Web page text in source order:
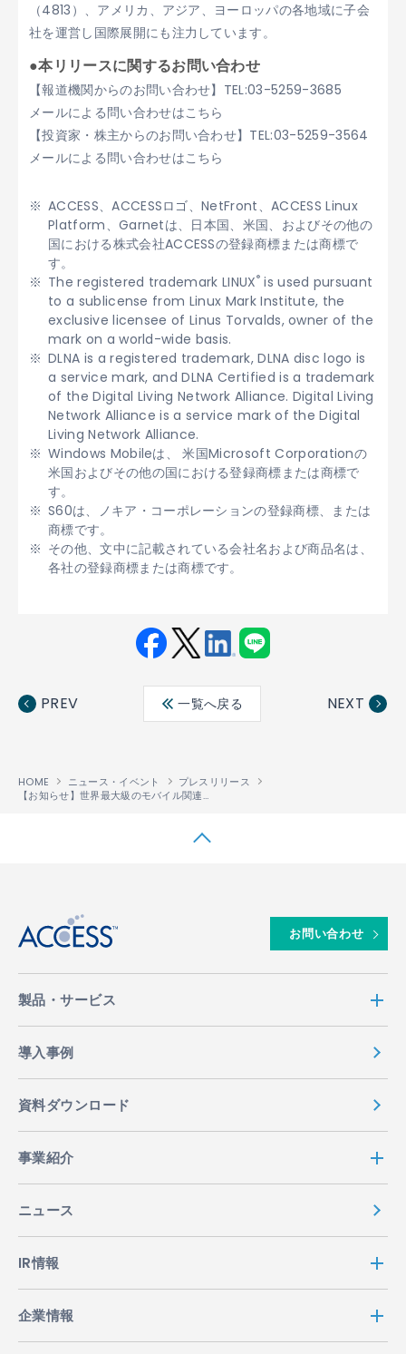
（4813）、アメリカ、アジア、ヨーロッパの各地域に子会
社を運営し国際展開にも注力しています。
●本リリースに関するお問い合わせ
【報道機関からのお問い合わせ】TEL:03-5259-3685
メールによる問い合わせはこちら
【投資家・株主からのお問い合わせ】TEL:03-5259-3564
メールによる問い合わせはこちら
ACCESS、ACCESSロゴ、NetFront、ACCESS Linux
Platform、Garnetは、日本国、米国、およびその他の
国における株式会社ACCESSの登録商標または商標で
す。
The registered trademark LINUX®is used pursuant
to a sublicense from Linux Mark Institute, the
exclusive licensee of Linus Torvalds, owner of the
mark on a world-wide basis.
DLNA is a registered trademark, DLNA disc logo is
a service mark, and DLNA Certified is a trademark
of the Digital Living Network Alliance. Digital Living
Network Alliance is a service mark of the Digital
Living Network Alliance.
Windows Mobileは、 米国Microsoft Corporationの
米国およびその他の国における登録商標または商標で
す。
S60は、ノキア・コーポレーションの登録商標、または
商標です。
その他、文中に記載されている会社名および商品名は、
各社の登録商標または商標です。
ebo ter
edin
PREV 一覧へ戻る NEXT
HOME ニュース・イベント
プレスリリース
【お知らせ】世界最大級のモバイル関連の展示会「GSMA Mobile World Congress 2009」に出展
お問い合わせ
製品・サービス
導入事例
資料ダウンロード
事業紹介
ニュース
IR情報
企業情報